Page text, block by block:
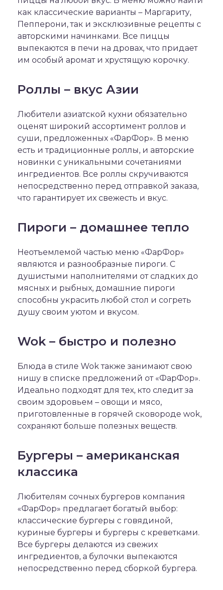
как классические варианты – Маргариту,
Пепперони, так и эксклюзивные рецепты с
авторскими начинками. Все пиццы
выпекаются в печи на дровах, что придает
им особый аромат и хрустящую корочку.
Роллы – вкус Азии
Любители азиатской кухни обязательно
оценят широкий ассортимент роллов и
суши, предложенных «ФарФор». В меню
есть и традиционные роллы, и авторские
новинки с уникальными сочетаниями
ингредиентов. Все роллы скручиваются
непосредственно перед отправкой заказа,
что гарантирует их свежесть и вкус.
Пироги – домашнее тепло
Неотъемлемой частью меню «ФарФор»
являются и разнообразные пироги. С
душистыми наполнителями от сладких до
мясных и рыбных, домашние пироги
способны украсить любой стол и согреть
душу своим уютом и вкусом.
Wok – быстро и полезно
Блюда в стиле Wok также занимают свою
нишу в списке предложений от «ФарФор».
Идеально подходят для тех, кто следит за
своим здоровьем – овощи и мясо,
приготовленные в горячей сковороде wok,
сохраняют больше полезных веществ.
Бургеры – американская
классика
Любителям сочных бургеров компания
«ФарФор» предлагает богатый выбор:
классические бургеры с говядиной,
куриные бургеры и бургеры с креветками.
Все бургеры делаются из свежих
ингредиентов, а булочки выпекаются
непосредственно перед сборкой бургера.